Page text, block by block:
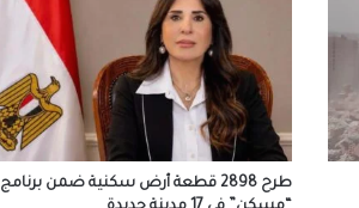
وزير العمل ومحافظ الشرقية يُسلمان عقود عمل
لذوي الهمم..ويشهدان توقيع بروتوكول تعاون بين
المديرية وجامعة الزقازيق
صندوق الإسكان الاجتماعي يستعد لطرح 15 ألف
شقة بنظام الإيجار الشهري خلال شهر
طرح 2898 قطعة أرض سكنية ضمن برنامج